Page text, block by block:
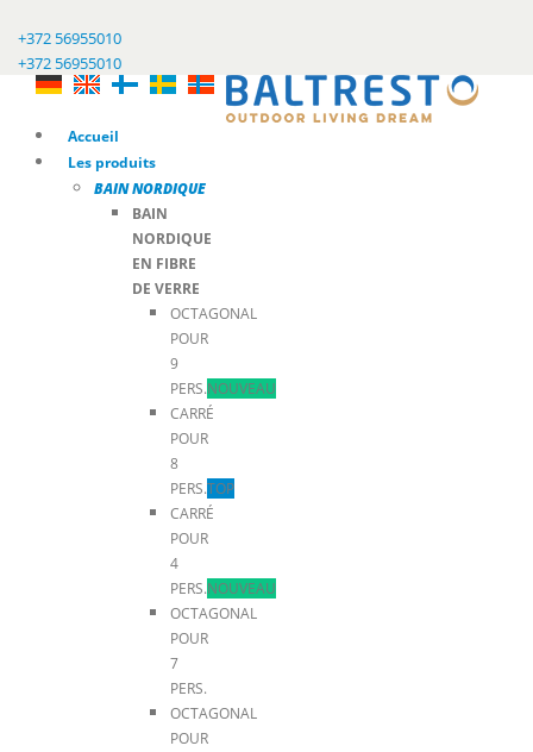
+372 56955010
+372 56955010
Accueil
Les produits
BAIN NORDIQUE
BAIN
NORDIQUE
EN FIBRE
DE VERRE
OCTAGONAL
POUR
9
PERS.NOUVEAU
CARRÉ
POUR
8
PERS.TOP
CARRÉ
POUR
4
PERS.NOUVEAU
OCTAGONAL
POUR
7
PERS.
OCTAGONAL
POUR